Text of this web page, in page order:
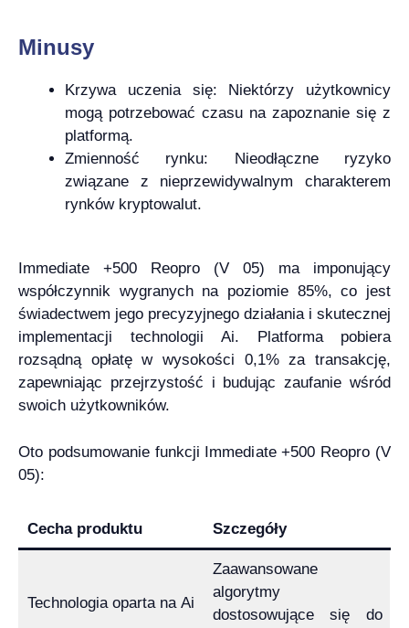
Minusy
Krzywa uczenia się: Niektórzy użytkownicy
mogą potrzebować czasu na zapoznanie się z
platformą.
Zmienność rynku: Nieodłączne ryzyko
związane z nieprzewidywalnym charakterem
rynków kryptowalut.
Immediate +500 Reopro (V 05) ma imponujący
współczynnik wygranych na poziomie 85%, co jest
świadectwem jego precyzyjnego działania i skutecznej
implementacji technologii Ai. Platforma pobiera
rozsądną opłatę w wysokości 0,1% za transakcję,
zapewniając przejrzystość i budując zaufanie wśród
swoich użytkowników.
Oto podsumowanie funkcji Immediate +500 Reopro (V
05):
Cecha produktu Szczegóły
Technologia oparta na Ai
Zaawansowane
algorytmy
dostosowujące się do